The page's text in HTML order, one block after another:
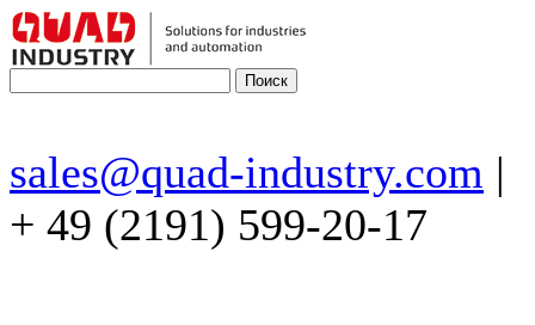
sales@quad-industry.com |
+ 49 (2191) 599-20-17